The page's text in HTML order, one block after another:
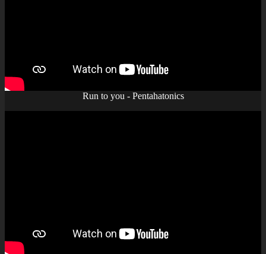
Run to you - Pentahatonics